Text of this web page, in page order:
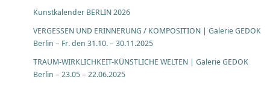
Kunstkalender BERLIN 2026
VERGESSEN UND ERINNERUNG / KOMPOSITION | Galerie GEDOK
Berlin – Fr. den 31.10. – 30.11.2025
TRAUM-WIRKLICHKEIT-KÜNSTLICHE WELTEN | Galerie GEDOK
Berlin – 23.05 – 22.06.2025